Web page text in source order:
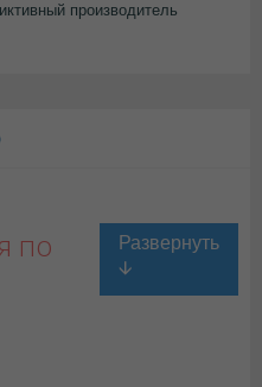
производитель
по